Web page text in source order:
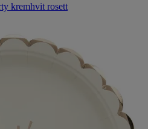
kremhvit rosett